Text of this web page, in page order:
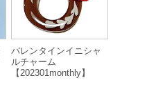
バレンタインイニシャ
ルチャーム
【202301monthly】